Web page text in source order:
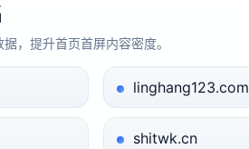
，提升首页首屏内容密度。
linghang123.com
shitwk.cn